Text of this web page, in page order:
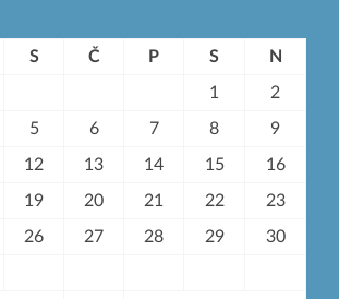
S Č P S N
1 2
5 6 7 8 9
12 13 14 15 16
19 20 21 22 23
26 27 28 29 30